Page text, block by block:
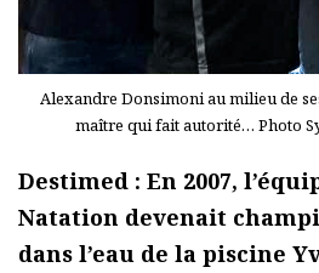
Alexandre Donsimoni au milieu de
maître qui fait autorité… Photo
Destimed : En 2007,
Natation devenait
dans l’eau de la piscine